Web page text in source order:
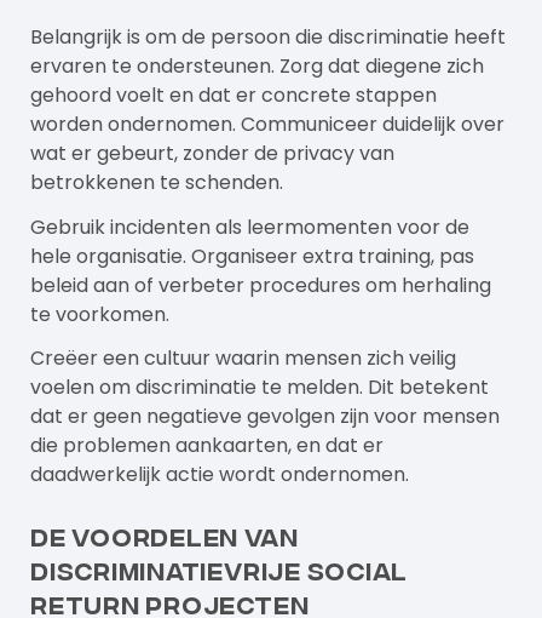
Belangrijk is om de persoon die discriminatie heeft
ervaren te ondersteunen. Zorg dat diegene zich
gehoord voelt en dat er concrete stappen
worden ondernomen. Communiceer duidelijk over
wat er gebeurt, zonder de privacy van
betrokkenen te schenden.
Gebruik incidenten als leermomenten voor de
hele organisatie. Organiseer extra training, pas
beleid aan of verbeter procedures om herhaling
te voorkomen.
Creëer een cultuur waarin mensen zich veilig
voelen om discriminatie te melden. Dit betekent
dat er geen negatieve gevolgen zijn voor mensen
die problemen aankaarten, en dat er
daadwerkelijk actie wordt ondernomen.
De voordelen van
discriminatievrije social
return projecten